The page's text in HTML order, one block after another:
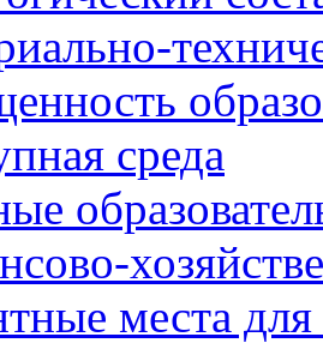
среда
места